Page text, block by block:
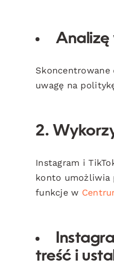
Analizę
Skoncentrowane
uwagę na
2.
Instagram i
konto umożliwia
funkcje w
treść i